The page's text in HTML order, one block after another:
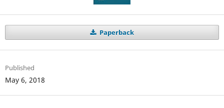
Paperback
Published
May 6, 2018